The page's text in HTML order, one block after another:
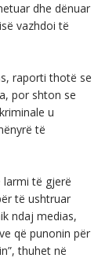
dhe dënuar
vazhdoi të
raporti thotë se
por shton se
u
të
larmi të gjerë
të ushtruar
ndaj medias,
që punonin për
thuhet në